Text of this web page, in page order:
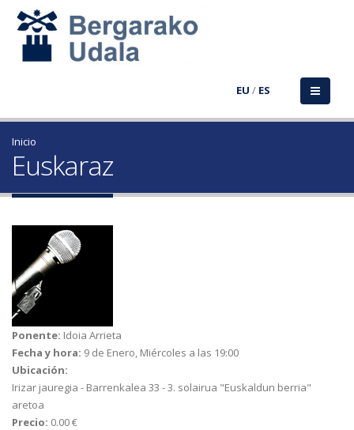
EU / ES
Inicio
Euskaraz
Ponente: Idoia Arrieta
Fecha y hora: 9 de Enero, Miércoles a las 19:00
Ubicación:
Irizar jauregia - Barrenkalea 33 - 3. solairua "Euskaldun berria"
aretoa
Precio: 0.00 €